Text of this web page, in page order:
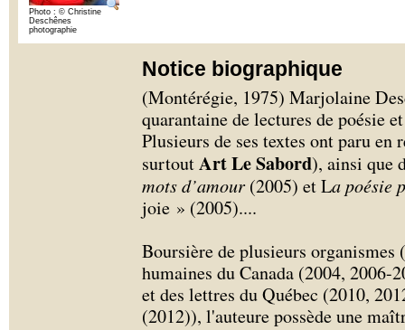
Photo : © Christine
Deschênes
photographie
Notice biographique
(Montérégie, 1975) Marjolaine
quarantaine de lectures de poésie
Plusieurs de ses textes ont paru en
surtoutArt Le Sabord), ainsi que
mots d’amour(2005) et La poésie
joie » (2005)....
Boursière de plusieurs organismes
humaines du Canada (2004, 2006-
et des lettres du Québec (2010,
(2012)), l'auteure possède une